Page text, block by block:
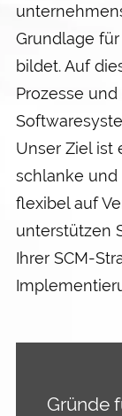
Grundlage
bildet. Auf
Prozesse
Unser Ziel ist
schlanke
flexibel auf
unterstützen
Ihrer SCM-
Gründe